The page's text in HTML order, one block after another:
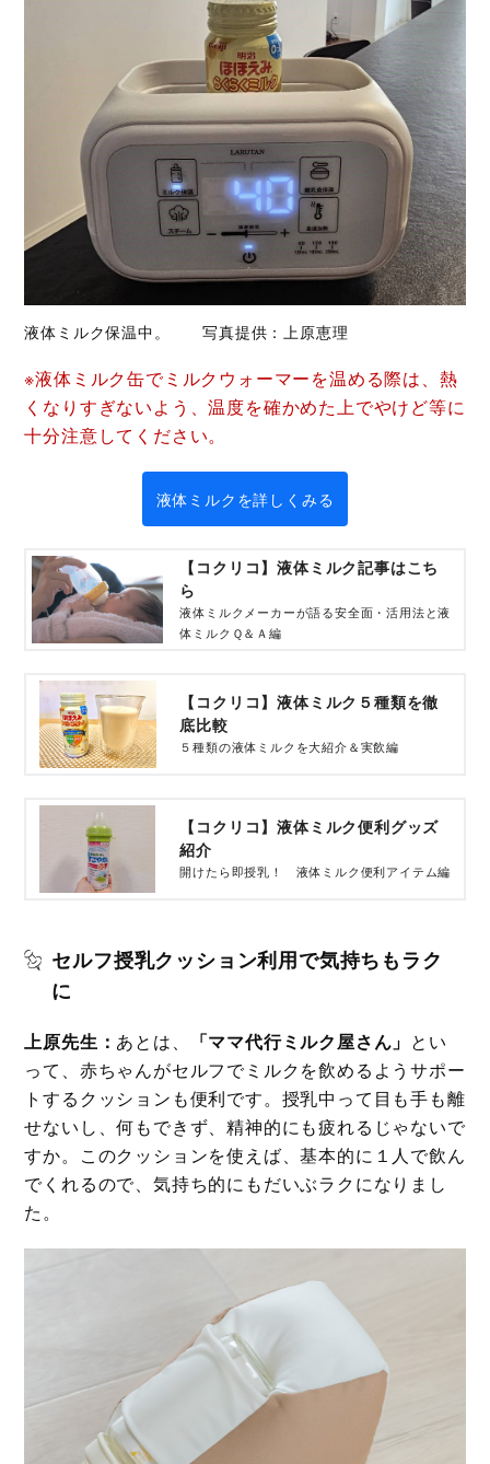
液体ミルク保温中。 写真提供：上原恵理
※液体ミルク缶でミルクウォーマーを温める際は、熱
くなりすぎないよう、温度を確かめた上でやけど等に
十分注意してください。
液体ミルクを詳しくみる
【コクリコ】液体ミルク記事はこち
ら
液体ミルクメーカーが語る安全面・活用法と液
体ミルクＱ＆Ａ編
【コクリコ】液体ミルク５種類を徹
底比較
５種類の液体ミルクを大紹介＆実飲編
【コクリコ】液体ミルク便利グッズ
紹介
開けたら即授乳！ 液体ミルク便利アイテム編
セルフ授乳クッション利用で気持ちもラク
に
上原先生： あとは、 「ママ代行ミルク屋さん」 とい
って、赤ちゃんがセルフでミルクを飲めるようサポー
トするクッションも便利です。授乳中って目も手も離
せないし、何もできず、精神的にも疲れるじゃないで
すか。このクッションを使えば、基本的に１人で飲ん
でくれるので、気持ち的にもだいぶラクになりまし
た。